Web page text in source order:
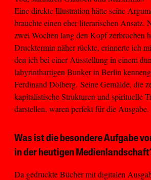
Eine direkte Illustration hätte seine
brauchte einen eher literarischen Ansatz.
zwei Wochen lang den Kopf zerbrochen
Drucktermin näher rückte, erinnerte ich
den ich bei einer Ausstellung in einem
labyrinthartigen Bunker in Berlin
Ferdinand Dölberg. Seine Gemälde, die
kapitalistische Strukturen und spirituelle
darstellen, waren perfekt für die Ausgabe.
Was ist die besondere Aufgabe
in der heutigen
Da gedruckte Bücher mit digitalen